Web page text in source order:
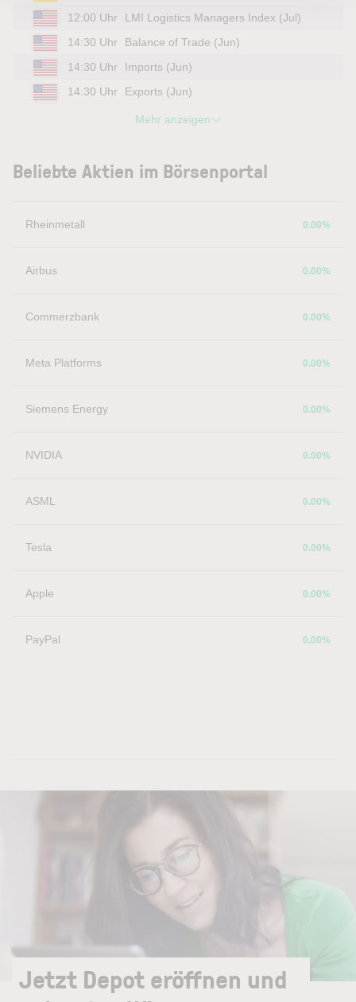
12:00 Uhr
LMI Logistics Managers Index (Jul)
14:30 Uhr
Balance of Trade (Jun)
14:30 Uhr
Imports (Jun)
14:30 Uhr
Exports (Jun)
Mehr anzeigen
Beliebte Aktien im Börsenportal
Rheinmetall 0.00%
Airbus 0.00%
Commerzbank 0.00%
Meta Platforms 0.00%
Siemens Energy 0.00%
NVIDIA 0.00%
ASML 0.00%
Tesla 0.00%
Apple 0.00%
PayPal 0.00%
Jetzt Depot eröffnen und